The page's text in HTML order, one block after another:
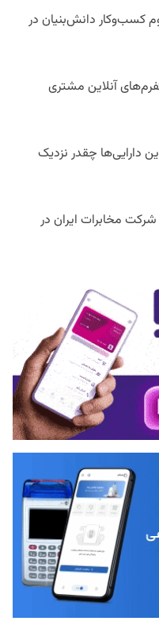
کسب‌وکار دانش‌بنیان در
آنلاین مشتری
این دارایی‌ها چقدر نزدیک
مخابرات ایران در